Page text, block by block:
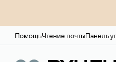
ПомощьЧтение почтыПанель